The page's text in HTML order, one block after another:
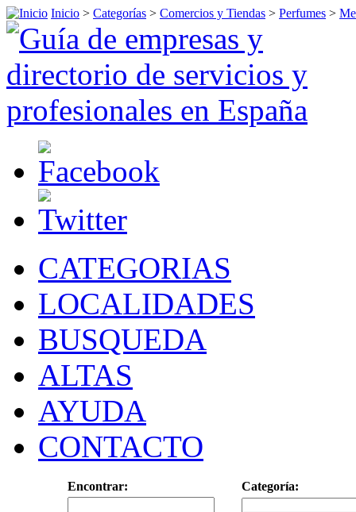
Inicio > Categorías > Comercios y Tiendas > Perfumes >
CATEGORIAS
LOCALIDADES
BUSQUEDA
ALTAS
AYUDA
CONTACTO
Encontrar: Categoría: